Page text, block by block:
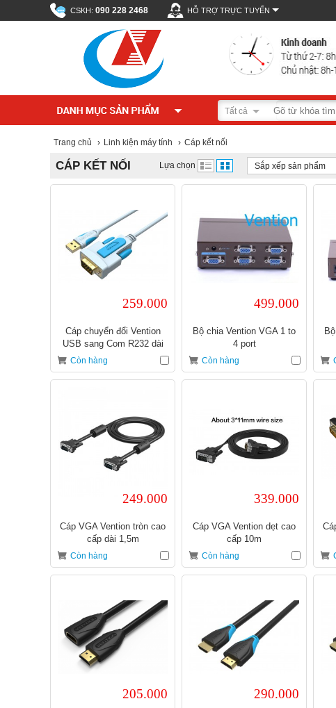
CSKH: 090 228 2468 HỖ TRỢ TRỰC TUYẾN
Tất cả
Trang chủ › Linh kiện máy tính › Cáp kết nối
CÁP KẾT NỐI Lựa chọn Sắp xếp sản phẩm
259.000
Cáp chuyển đổi Vention
USB sang Com R232 dài
2m
Còn hàng
499.000
Bộ chia Vention VGA 1 to
4 port
Còn hàng
249.000
Cáp VGA Vention tròn cao
cấp dài 1,5m
Còn hàng
339.000
Cáp VGA Vention dẹt cao
cấp 10m
Còn hàng
205.000 290.000